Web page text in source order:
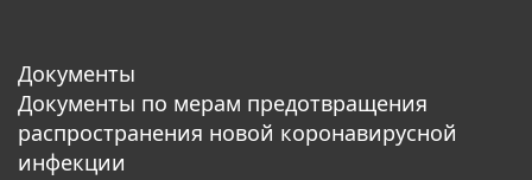
Документы
Документы по мерам предотвращения
распространения новой коронавирусной
инфекции